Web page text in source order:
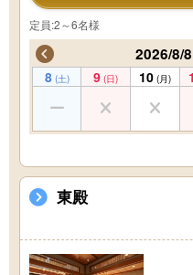
定員:2～6名様
2026/8/
8 (土) 9 (日) 10 (月)
東殿